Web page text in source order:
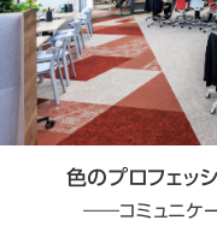
色のプロフェッ
――コミュニケー